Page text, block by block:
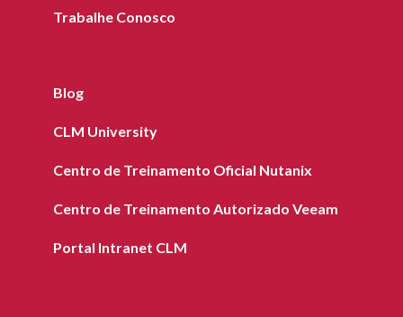
Trabalhe Conosco
Blog
CLM University
Centro de Treinamento Oficial Nutanix
Centro de Treinamento Autorizado Veeam
Portal Intranet CLM